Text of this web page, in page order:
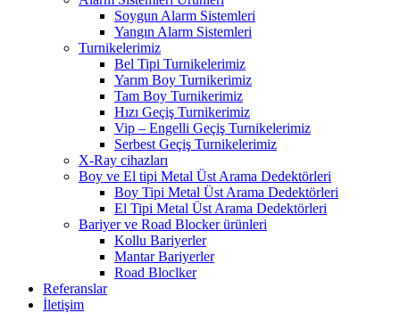
Soygun Alarm Sistemleri
Yangın Alarm Sistemleri
Turnikelerimiz
Bel Tipi Turnikelerimiz
Yarım Boy Turnikerimiz
Tam Boy Turnikerimiz
Hızı Geçiş Turnikerimiz
Vip – Engelli Geçiş Turnikelerimiz
Serbest Geçiş Turnikelerimiz
X-Ray cihazları
Boy ve El tipi Metal Üst Arama Dedektörleri
Boy Tipi Metal Üst Arama Dedektörleri
El Tipi Metal Üst Arama Dedektörleri
Bariyer ve Road Blocker ürünleri
Kollu Bariyerler
Mantar Bariyerler
Road Bloclker
Referanslar
İletişim